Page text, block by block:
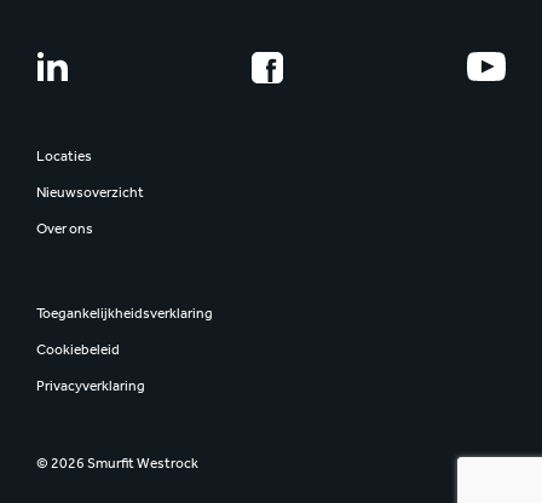
Locaties
Nieuwsoverzicht
Over ons
Toegankelijkheidsverklaring
Cookiebeleid
Privacyverklaring
© 2026 Smurfit Westrock